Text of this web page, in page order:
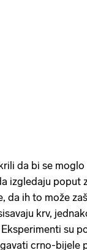
da bi se
izgledaju poput
da ih to može
krv,
su
crno-bijele